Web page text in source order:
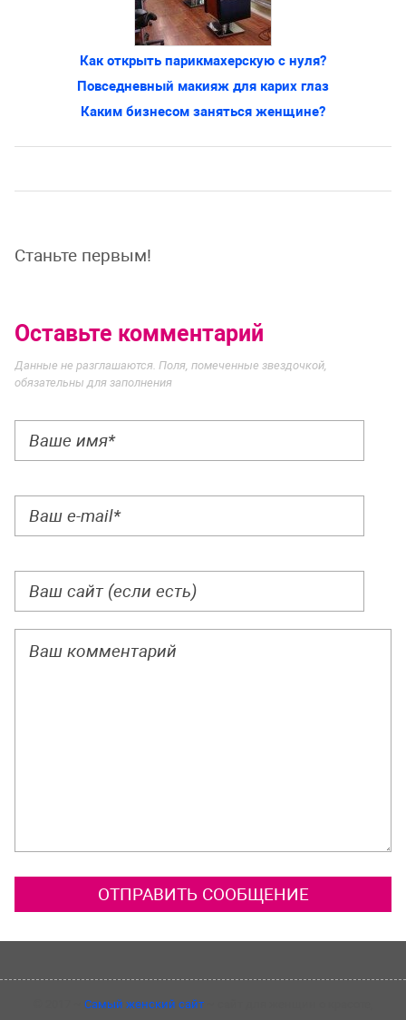
Как открыть парикмахерскую с нуля?
Повседневный макияж для карих глаз
Каким бизнесом заняться женщине?
Станьте первым!
Оставьте комментарий
Данные не разглашаются. Поля, помеченные звездочкой,
обязательны для заполнения
Самый женский сайт~ сайт для женщин о красоте,